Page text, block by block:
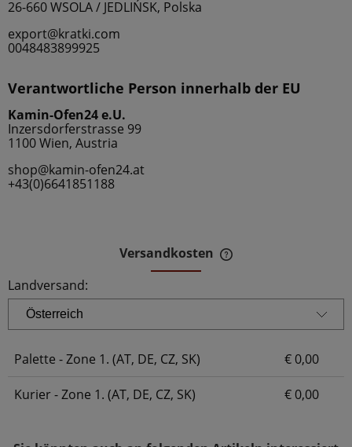
26-660 WSOLA / JEDLIŃSK, Polska
export@kratki.com
0048483899925
Verantwortliche Person innerhalb der EU
Kamin-Ofen24 e.U.
Inzersdorferstrasse 99
1100 Wien, Austria
shop@kamin-ofen24.at
+43(0)6641851188
Versandkosten
Landversand:
Palette - Zone 1. (AT, DE, CZ, SK) € 0,00
Kurier - Zone 1. (AT, DE, CZ, SK) € 0,00